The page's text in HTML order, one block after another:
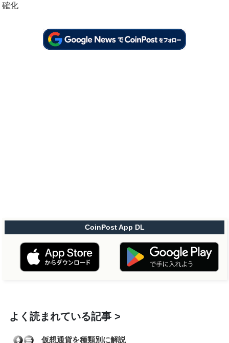
確化
CoinPost App DL
よく読まれている記事
仮想通貨を種類別に解説